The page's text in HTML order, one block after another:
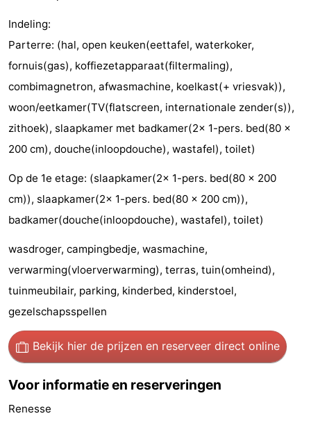
Duiken
Eten
drinken
Zeehonden
Evenementen
Praktisch
Forum
Parkeren
Reisboekenwinkel
Medische
adressen
Regio
Indeling:
Parterre: (hal, open keuken(eettafel, waterkoker,
fornuis(gas), koffiezetapparaat(filtermaling),
combimagnetron, afwasmachine, koelkast(+ vriesvak)),
woon/eetkamer(TV(flatscreen, internationale zender(s)),
zithoek), slaapkamer met badkamer(2x 1-pers. bed(80 x
200 cm), douche(inloopdouche), wastafel), toilet)
Op de 1e etage: (slaapkamer(2x 1-pers. bed(80 x 200
cm)), slaapkamer(2x 1-pers. bed(80 x 200 cm)),
badkamer(douche(inloopdouche), wastafel), toilet)
wasdroger, campingbedje, wasmachine,
verwarming(vloerverwarming), terras, tuin(omheind),
tuinmeubilair, parking, kinderbed, kinderstoel,
gezelschapsspellen
Bekijk hier de prijzen en reserveer direct online
Voor informatie en reserveringen
Renesse